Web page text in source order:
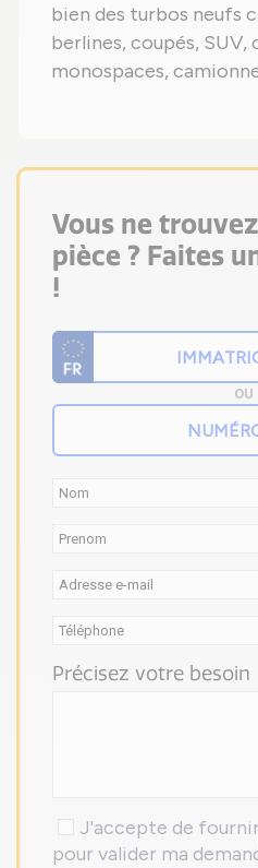
bien des turbos neufs
berlines, coupés, SUV,
monospaces,
Vous ne
pièce ? Faites
!
OU
Précisez votre besoin
J'accepte de
pour valider ma